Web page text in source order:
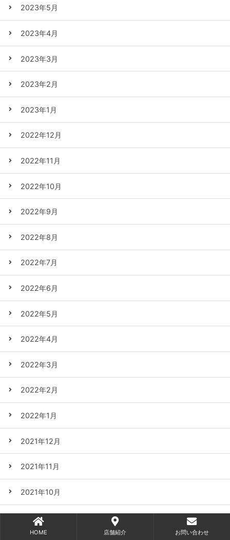
2023年5月
2023年4月
2023年3月
2023年2月
2023年1月
2022年12月
2022年11月
2022年10月
2022年9月
2022年8月
2022年7月
2022年6月
2022年5月
2022年4月
2022年3月
2022年2月
2022年1月
2021年12月
2021年11月
2021年10月
2021年9月
HOME 店舗紹介 お問い合わせ